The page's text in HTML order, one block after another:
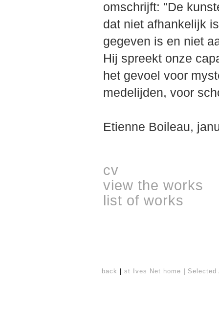
omschrijft: "De
dat niet afhankelijk
gegeven is en niet
Hij spreekt onze
het gevoel voor
medelijden, voor
Etienne Boileau,
cv
view the works
list of works
back st Ives Net home Selected